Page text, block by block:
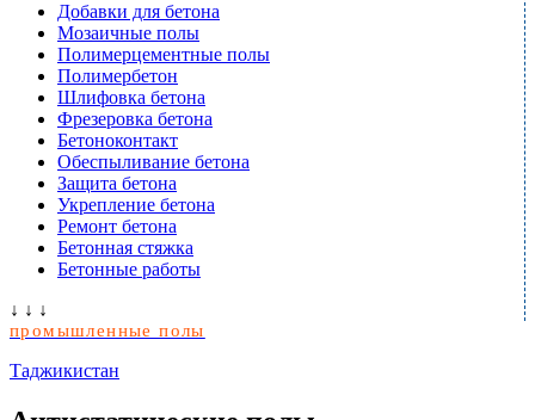
Добавки для бетона
Мозаичные полы
Полимерцементные полы
Полимербетон
Шлифовка бетона
Фрезеровка бетона
Бетоноконтакт
Обеспыливание бетона
Защита бетона
Укрепление бетона
Ремонт бетона
Бетонная стяжка
Бетонные работы
↓ ↓ ↓
промышленные полы
Таджикистан